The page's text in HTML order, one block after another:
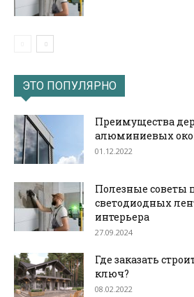
ЭТО ПОПУЛЯРНО
Преимущества
алюминиевых
01.12.2022
Полезные советы
светодиодных
интерьера
27.09.2024
Где заказать
ключ?
08.02.2022